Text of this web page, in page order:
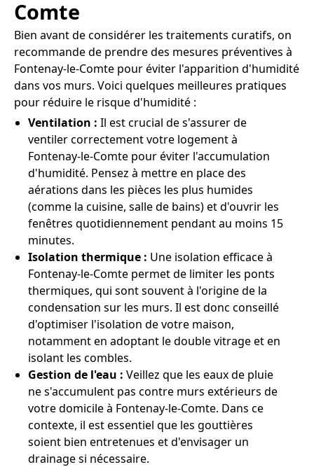
Comte
Bien avant de considérer les traitements curatifs, on
recommande de prendre des mesures préventives à
Fontenay-le-Comte pour éviter l'apparition d'humidité
dans vos murs. Voici quelques meilleures pratiques
pour réduire le risque d'humidité :
Ventilation : Il est crucial de s'assurer de
ventiler correctement votre logement à
Fontenay-le-Comte pour éviter l'accumulation
d'humidité. Pensez à mettre en place des
aérations dans les pièces les plus humides
(comme la cuisine, salle de bains) et d'ouvrir les
fenêtres quotidiennement pendant au moins 15
minutes.
Isolation thermique : Une isolation efficace à
Fontenay-le-Comte permet de limiter les ponts
thermiques, qui sont souvent à l'origine de la
condensation sur les murs. Il est donc conseillé
d'optimiser l'isolation de votre maison,
notamment en adoptant le double vitrage et en
isolant les combles.
Gestion de l'eau : Veillez que les eaux de pluie
ne s'accumulent pas contre murs extérieurs de
votre domicile à Fontenay-le-Comte. Dans ce
contexte, il est essentiel que les gouttières
soient bien entretenues et d'envisager un
drainage si nécessaire.